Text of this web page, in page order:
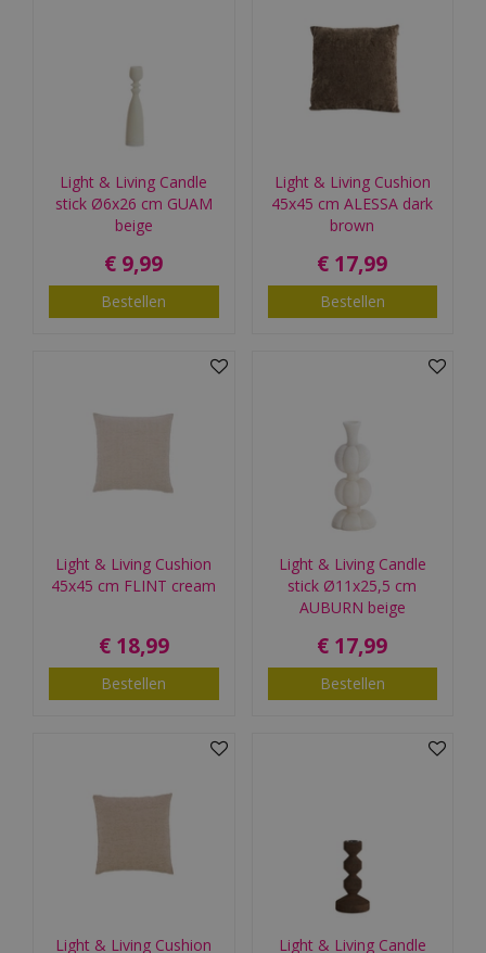
Light & Living Candle
stick Ø6x26 cm GUAM
beige
€ 9,99
Bestellen
Light & Living Cushion
45x45 cm ALESSA dark
brown
€ 17,99
Bestellen
Light & Living Cushion
45x45 cm FLINT cream
€ 18,99
Bestellen
Light & Living Candle
stick Ø11x25,5 cm
AUBURN beige
€ 17,99
Bestellen
Light & Living Cushion
Light & Living Candle